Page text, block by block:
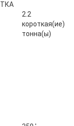
2.2
короткая(ие)
тонна(ы)